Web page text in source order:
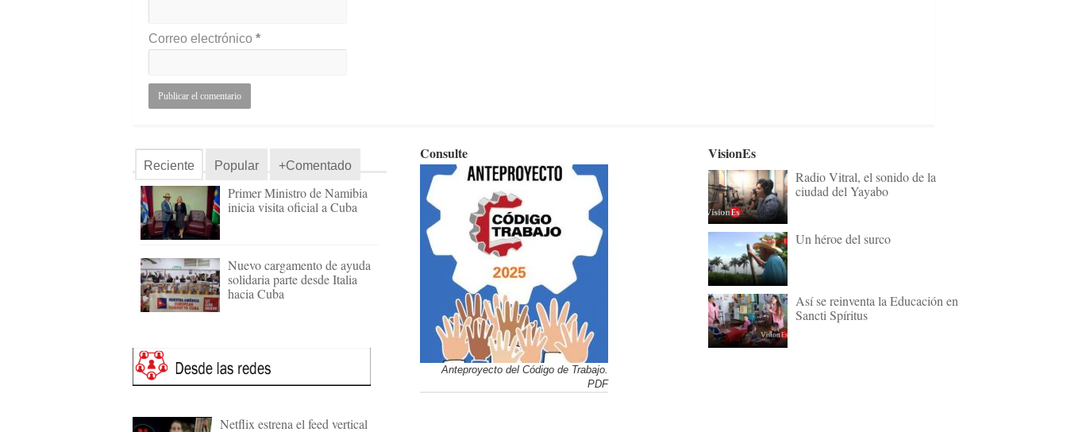
Correo electrónico *
Reciente Popular +Comentado
Primer Ministro de Namibia
inicia visita oficial a Cuba
Nuevo cargamento de ayuda
solidaria parte desde Italia
hacia Cuba
Netflix estrena el feed vertical
Consulte
Anteproyecto del Código de Trabajo.
PDF
VisionEs
Radio Vitral, el sonido de la
ciudad del Yayabo
Un héroe del surco
Así se reinventa la Educación en
Sancti Spíritus